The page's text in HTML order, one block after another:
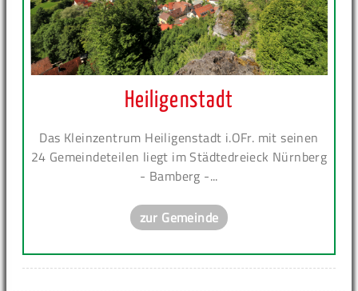
Heiligenstadt
Das Kleinzentrum Heiligenstadt i.OFr. mit seinen
24 Gemeindeteilen liegt im Städtedreieck Nürnberg
- Bamberg -...
zur Gemeinde